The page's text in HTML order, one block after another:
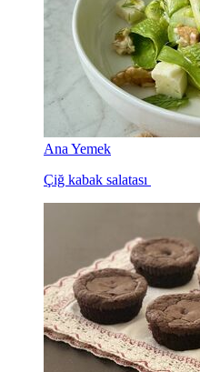
Ana Yemek
Çiğ kabak salatası